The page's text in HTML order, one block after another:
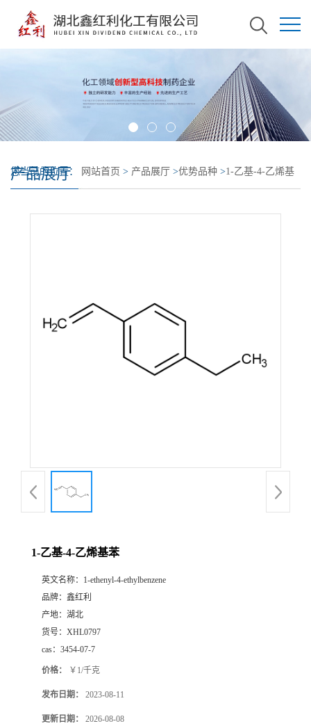
产品展厅
您当前的位置： 网站首页 > 产品展厅 >优势品种 >1-乙基-4-乙烯基
1-乙基-4-乙烯基苯
英文名称： 1-ethenyl-4-ethylbenzene
品牌： 鑫红利
产地： 湖北
货号： XHL0797
cas： 3454-07-7
价格： ￥1/千克
发布日期： 2023-08-11
更新日期： 2026-08-08